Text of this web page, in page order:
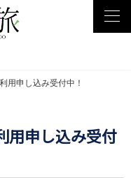
用申し込み受付中！
申し込み受付